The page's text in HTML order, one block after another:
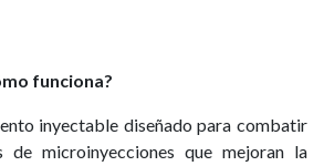
funciona?
inyectable diseñado para combatir
microinyecciones que mejoran la